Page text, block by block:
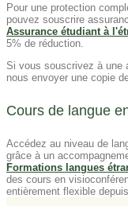
Pour une protection
pouvez souscrire
Assurance étudiant à
5% de réduction.
Si vous souscrivez à une
nous envoyer une copie
Cours de langue
Accédez au niveau de
grâce à un
Formations langues
des cours en
entièrement flexible